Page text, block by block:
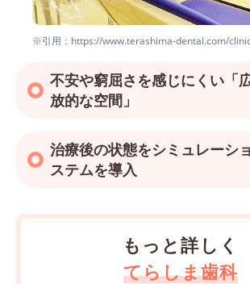
※引用：https://www.terashima-dental.com/clinic
不安や窮屈さを感じにくい「
放的な空間」
治療後の状態をシミュレーシ
ステムを導入
もっと詳しく
てらしま歯科